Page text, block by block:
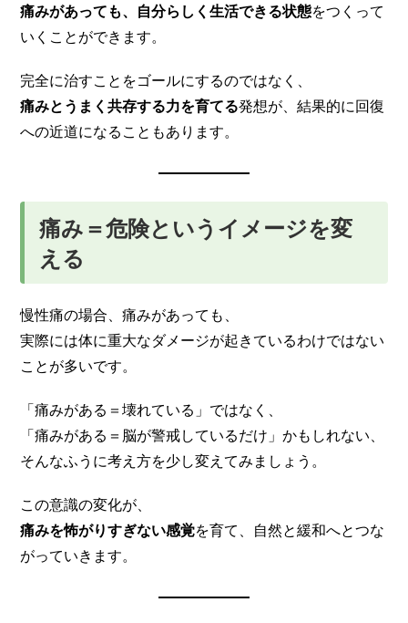
痛みがあっても、自分らしく生活できる状態をつくって
いくことができます。
完全に治すことをゴールにするのではなく、
痛みとうまく共存する力を育てる発想が、結果的に回復
への近道になることもあります。
痛み＝危険というイメージを変
える
慢性痛の場合、痛みがあっても、
実際には体に重大なダメージが起きているわけではない
ことが多いです。
「痛みがある＝壊れている」ではなく、
「痛みがある＝脳が警戒しているだけ」かもしれない、
そんなふうに考え方を少し変えてみましょう。
この意識の変化が、
痛みを怖がりすぎない感覚を育て、自然と緩和へとつな
がっていきます。